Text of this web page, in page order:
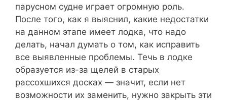
парусном судне играет огромную роль.
После того, как я выяснил, какие недостатки
на данном этапе имеет лодка, что надо
делать, начал думать о том, как исправить
все выявленные проблемы. Течь в лодке
образуется из-за щелей в старых
рассохшихся досках — значит, если нет
возможности их заменить, нужно закрыть эти